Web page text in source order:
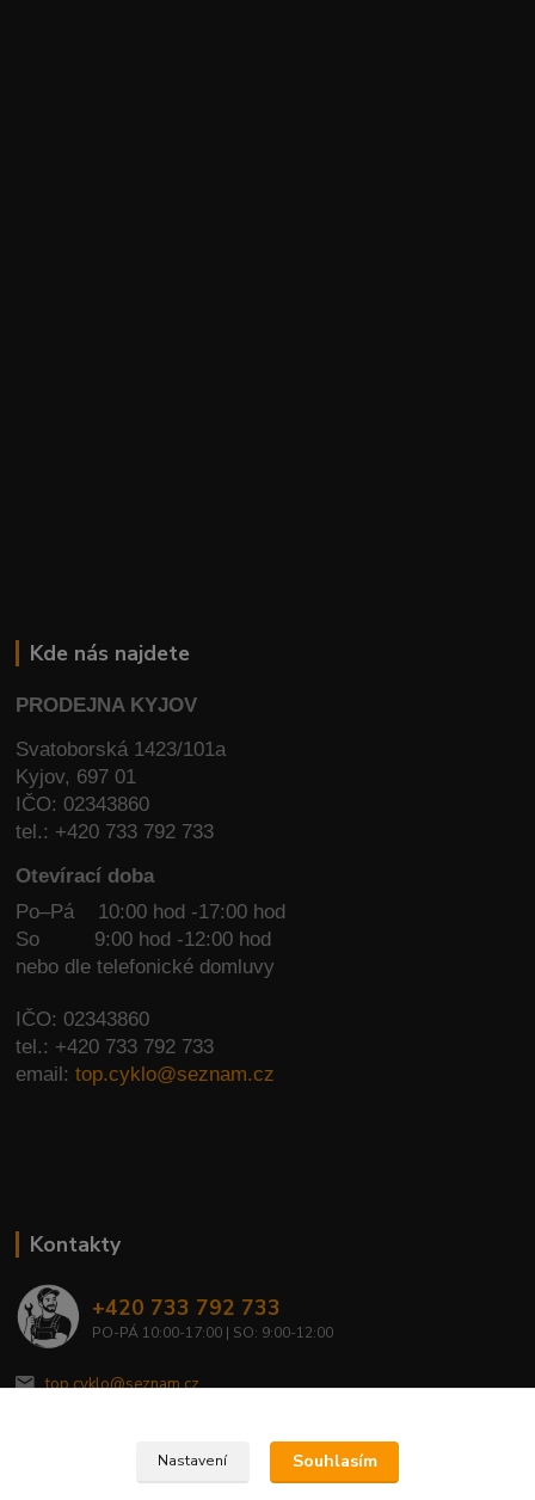
Kde nás najdete
PRODEJNA KYJOV
Svatoborská 1423/101a
Kyjov, 697 01
IČO: 02343860
tel.: +420 733 792 733
Otevírací doba
Po–Pá 10:00 hod -17:00 hod
So
9:00 hod -12:00 hod
nebo dle telefonické domluvy
IČO: 02343860
tel.: +420 733 792 733
email:top.cyklo@seznam.cz
Kontakty
+420 733 792 733
PO-PÁ 10:00-17:00 | SO: 9:00-12:00
top.cyklo@seznam.cz
Nastavení Souhlasím